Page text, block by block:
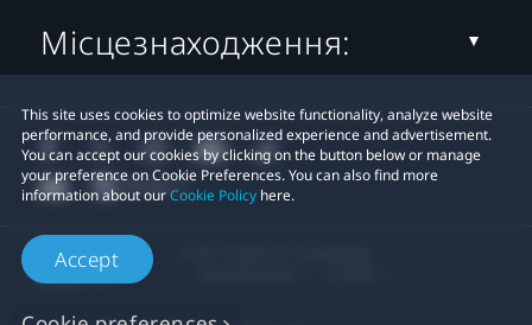
This site uses cookies to optimize website functionality, analyze website
performance, and provide personalized experience and advertisement.
You can accept our cookies by clicking on the button below or manage
your preference on Cookie Preferences. You can also find more
information about ourCookie Policy here.
Accept
Місцезнаходження: